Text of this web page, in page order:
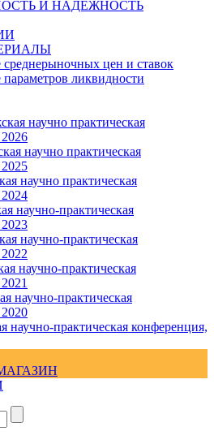
И НАДЕЖНОСТЬ
среднерыночных цен и ставок
ликвидности
научно практическая
научно практическая
научно практическая
научно-практическая
научно-практическая
научно-практическая
научно-практическая
научно-практическая конференция,